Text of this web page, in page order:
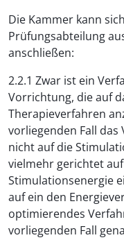
Die Kammer kann
Prüfungsabteilung
anschließen:
2.2.1 Zwar ist ein
Vorrichtung, die auf
Therapieverfahren
vorliegenden Fall das
nicht auf die
vielmehr gerichtet
Stimulationsenergie
auf ein den
optimierendes
vorliegenden Fall